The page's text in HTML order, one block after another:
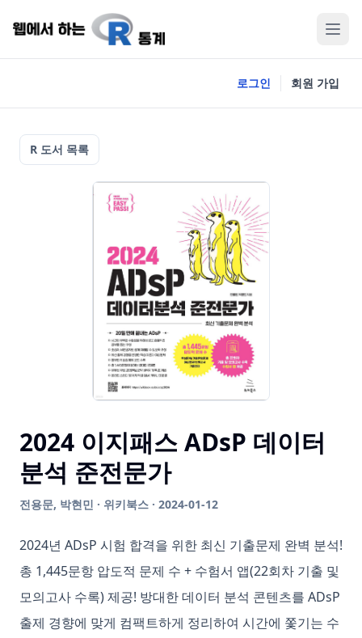
로그인 회원 가입
R 도서 목록
2024 이지패스 ADsP 데이터
분석 준전문가
전용문, 박현민 · 위키북스 · 2024-01-12
2024년 ADsP 시험 합격을 위한 최신 기출문제 완벽 분석!
총 1,445문항 압도적 문제 수 + 수험서 앱(22회차 기출 및
모의고사 수록) 제공! 방대한 데이터 분석 콘텐츠를 ADsP
출제 경향에 맞게 컴팩트하게 정리하여 시간에 쫓기는 수